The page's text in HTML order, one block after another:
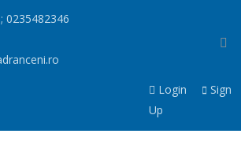
0235482346
Login
Sign
Up